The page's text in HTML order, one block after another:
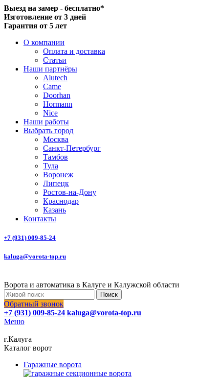
Выезд на замер - бесплатно*
Изготовление от 3 дней
Гарантия от 5 лет
О компании
Оплата и доставка
Статьи
Наши партнёры
Alutech
Came
Doorhan
Hormann
Nice
Наши работы
Выбрать город
Москва
Санкт-Петербург
Тамбов
Тула
Воронеж
Липецк
Ростов-на-Дону
Краснодар
Казань
Контакты
+7 (931) 009-85-24
kaluga@vorota-top.ru
Ворота и автоматика в Калуге и Калужской области
Поиск
Обратный звонок
+7 (931) 009-85-24 kaluga@vorota-top.ru
Меню
г.Калуга
Каталог ворот
Гаражные ворота